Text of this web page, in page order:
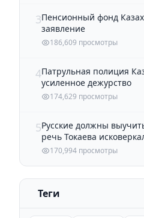
3Пенсионный фонд
заявление
186,609 просмотры
4Патрульная полиция
усиленное дежурство
174,629 просмотры
5Русские должны
речь Токаева
170,994 просмотры
Теги